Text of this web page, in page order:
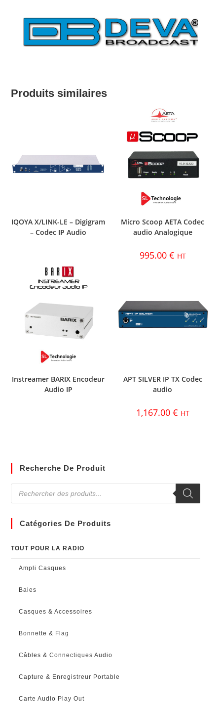
Produits similaires
IQOYA X/LINK-LE – Digigram
– Codec IP Audio
Micro Scoop AETA Codec
audio Analogique
995.00 € HT
Instreamer BARIX Encodeur
Audio IP
APT SILVER IP TX Codec
audio
1,167.00 € HT
Recherche De Produit
Catégories De Produits
TOUT POUR LA RADIO
Ampli Casques
Baies
Casques & Accessoires
Bonnette & Flag
Câbles & Connectiques Audio
Capture & Enregistreur Portable
Carte Audio Play Out